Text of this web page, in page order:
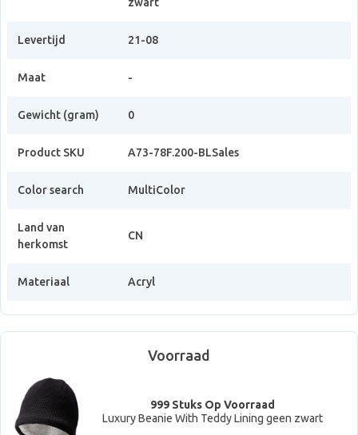
zwart
Levertijd 21-08
Maat -
Gewicht (gram) 0
Product SKU A73-78F.200-BLSales
Color search MultiColor
Land van
herkomst
CN
Materiaal Acryl
Voorraad
999 Stuks Op Voorraad
Luxury Beanie With Teddy Lining geen zwart